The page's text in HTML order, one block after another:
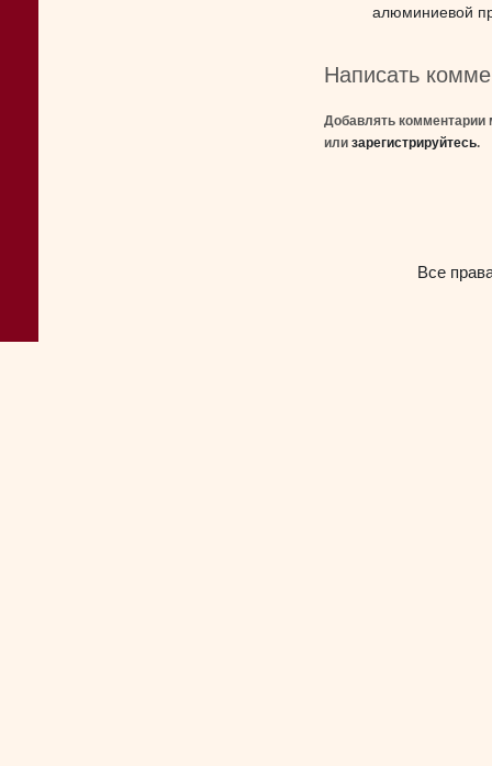
алюминиевой
Написать
Добавлять комментарии
или зарегистрируйтесь.
Все